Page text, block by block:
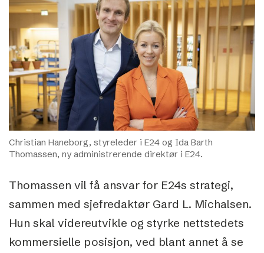
Christian Haneborg, styreleder i E24 og Ida Barth
Thomassen, ny administrerende direktør i E24.
Thomassen vil få ansvar for E24s strategi,
sammen med sjefredaktør Gard L. Michalsen.
Hun skal videreutvikle og styrke nettstedets
kommersielle posisjon, ved blant annet å se